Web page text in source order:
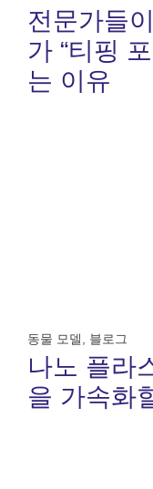
전문가들
가 “티핑
는 이유
동물 모델 블로그
나노 플라
을 가속화